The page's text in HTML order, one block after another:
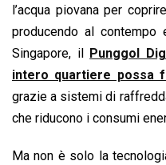
l’acqua piovana per
producendo al
Singapore, il
Punggol
intero quartiere possa
grazie a sistemi di
che riducono i consumi
Ma non è solo la